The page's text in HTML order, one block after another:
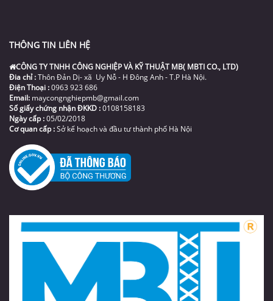
THÔNG TIN LIÊN HỆ
CÔNG TY TNHH CÔNG NGHIỆP VÀ KỸ THUẬT MB( MBTI CO., LTD)
Đia chỉ :Thôn Đản Dị- xã Uy Nỗ - H Đông Anh - T.P Hà Nội.
Điện Thoại :0963 923 686
Email: maycongnghiepmb@gmail.com
Số giấy chứng nhận ĐKKD :0108158183
Ngày cấp :05/02/2018
Cơ quan cấp :Sở kế hoạch và đầu tư thành phố Hà Nội